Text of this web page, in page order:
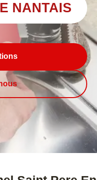
NANTAIS